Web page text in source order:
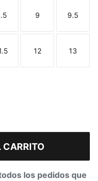
Talla Talla
9
Talla
9.5
Talla Talla
12
Talla
13
CARRITO
los pedidos que